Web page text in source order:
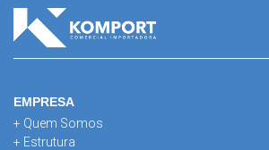
EMPRESA
+ Quem Somos
+ Estrutura